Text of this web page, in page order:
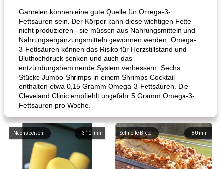
Garnelen können eine gute Quelle für Omega-3-
Fettsäuren sein. Der Körper kann diese wichtigen Fette
nicht produzieren - sie müssen aus Nahrungsmitteln und
Nahrungsergänzungsmitteln gewonnen werden. Omega-
3-Fettsäuren können das Risiko für Herzstillstand und
Bluthochdruck senken und auch das
entzündungshemmende System verbessern. Sechs
Stücke Jumbo-Shrimps in einem Shrimps-Cocktail
enthalten etwa 0,15 Gramm Omega-3-Fettsäuren. Die
Cleveland Clinic empfiehlt ungefähr 5 Gramm Omega-3-
Fettsäuren pro Woche.
310 min
Nachspeisen 80 min
Schnelle Brote